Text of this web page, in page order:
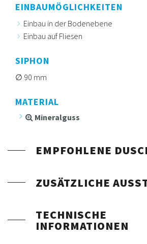
EINBAUMÖGLICHKEITEN
Einbau in der Bodenebene
Einbau auf Fliesen
SIPHON
90 mm
MATERIAL
Mineralguss
EMPFOHLENE
ZUSÄTZLICHE
TECHNISCHE
INFORMATIONEN